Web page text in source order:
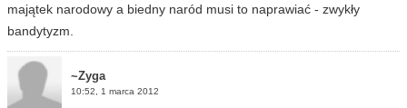
majątek narodowy a biedny naród musi to naprawiać - zwykły
bandytyzm.
~Zyga
10:52, 1 marca 2012